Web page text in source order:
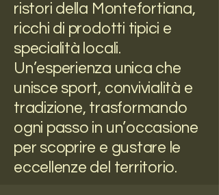
ristori della Montefortiana,
ricchi di prodotti tipici e
specialità locali.
Un’esperienza unica che
unisce sport, convivialità e
tradizione, trasformando
ogni passo in un’occasione
per scoprire e gustare le
eccellenze del territorio.